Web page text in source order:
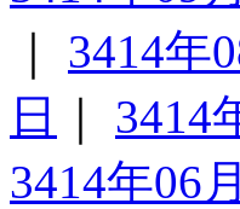
3414年
日
3414
3414年06